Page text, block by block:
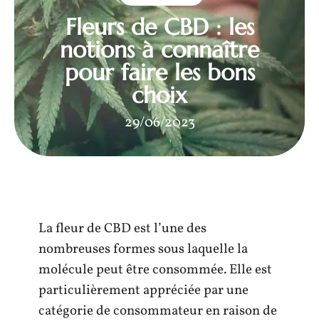
Fleurs de CBD : les
notions à connaître
pour faire les bons
choix
29/06/2023
La fleur de CBD est l’une des
nombreuses formes sous laquelle la
molécule peut être consommée. Elle est
particulièrement appréciée par une
catégorie de consommateur en raison de